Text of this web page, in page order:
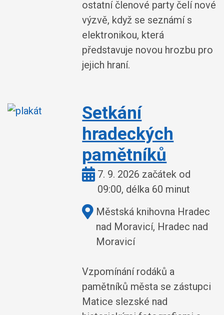
ostatní členové party čelí nové
výzvě, když se seznámí s
elektronikou, která
představuje novou hrozbu pro
jejich hraní.
Setkání
hradeckých
pamětníků
Kdy:7. 9. 2026 začátek od
09:00, délka 60 minut
Kde:Městská knihovna Hradec
nad Moravicí, Hradec nad
Moravicí
Vzpomínání rodáků a
pamětníků města se zástupci
Matice slezské nad